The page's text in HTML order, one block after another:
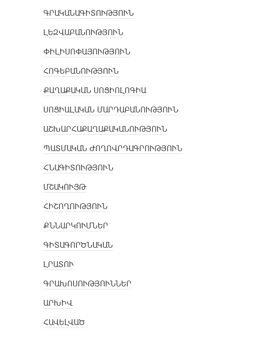
ԳՐԱԿԱՆԱԳԻՏՈՒԹՅՈՒՆ
ԼԵԶՎԱԲԱՆՈՒԹՅՈՒՆ
ՓԻԼԻՍՈՓԱՅՈՒԹՅՈՒՆ
ՀՈԳԵԲԱՆՈՒԹՅՈՒՆ
ՔԱՂԱՔԱԿԱՆ ՍՈՑԻՈԼՈԳԻԱ
ՍՈՑԻԱԼԱԿԱՆ ՄԱՐԴԱԲԱՆՈՒԹՅՈՒՆ
ԱՇԽԱՐՀԱՔԱՂԱՔԱԿԱՆՈՒԹՅՈՒՆ
ՊԱՏՄԱԿԱՆ ԺՈՂՈՎՐԴԱԳՐՈՒԹՅՈՒՆ
ՀՆԱԳԻՏՈՒԹՅՈՒՆ
ՄՇԱԿՈՒՅԹ
ՀԻՇՈՂՈՒԹՅՈՒՆ
ՔՆՆԱՐԿՈՒՄՆԵՐ
ԳԻՏԱԳՈՐԾՆԱԿԱՆ
ԼՐԱՏՈՒ
ԳՐԱԽՈՍՈՒԹՅՈՒՆՆԵՐ
ԱՐԽԻՎ
ՀԱՎԵԼՎԱԾ